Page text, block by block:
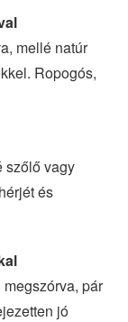
mellé natúr
Ropogós,
szőlő vagy
és
pár
jó